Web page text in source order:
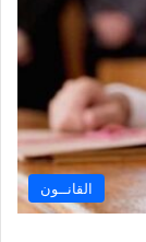
القانــون